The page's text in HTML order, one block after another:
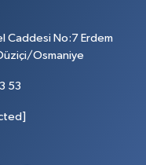
Caddesi No:7 Erdem
Osmaniye
53